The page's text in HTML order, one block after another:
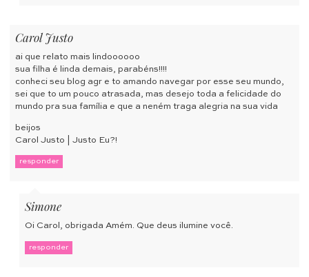
Carol Justo
ai que relato mais lindoooooo
sua filha é linda demais, parabéns!!!!
conheci seu blog agr e to amando navegar por esse seu mundo,
sei que to um pouco atrasada, mas desejo toda a felicidade do
mundo pra sua família e que a neném traga alegria na sua vida
beijos
Carol Justo | Justo Eu?!
responder
Simone
Oi Carol, obrigada Amém. Que deus ilumine você.
responder